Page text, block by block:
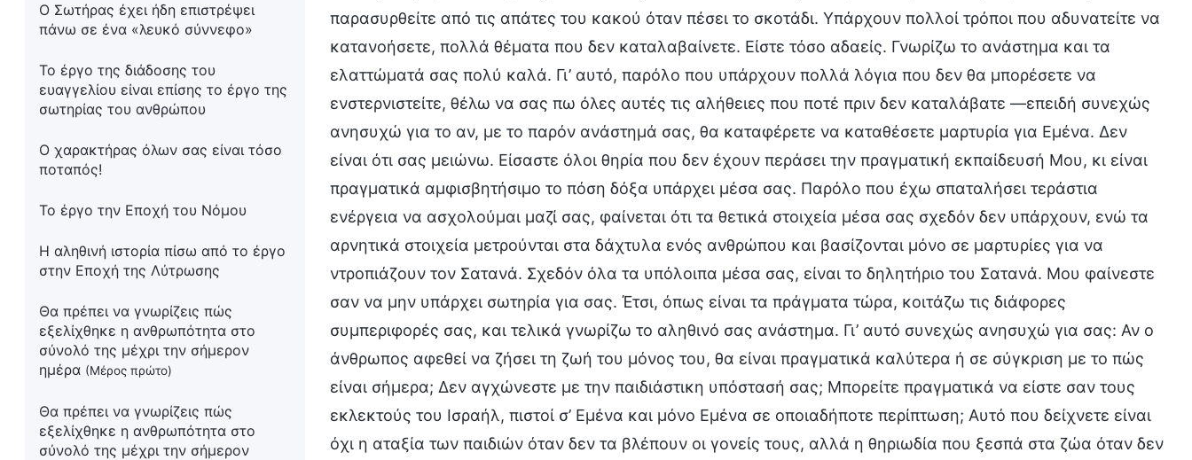
Ο Σωτήρας έχει ήδη επιστρέψει
πάνω σε ένα «λευκό σύννεφο»
Το έργο της διάδοσης του
ευαγγελίου είναι επίσης το έργο της
σωτηρίας του ανθρώπου
Ο χαρακτήρας όλων σας είναι τόσο
ποταπός!
Το έργο την Εποχή του Νόμου
Η αληθινή ιστορία πίσω από το έργο
στην Εποχή της Λύτρωσης
Θα πρέπει να γνωρίζεις πώς
εξελίχθηκε η ανθρωπότητα στο
σύνολό της μέχρι την σήμερον
ημέρα (Μέρος πρώτο)
Θα πρέπει να γνωρίζεις πώς
εξελίχθηκε η ανθρωπότητα στο
σύνολό της μέχρι την σήμερον
παρασυρθείτε από τις απάτες του κακού όταν πέσει το σκοτάδι. Υπάρχουν πολλοί τρόποι που αδυνατείτε να
κατανοήσετε, πολλά θέματα που δεν καταλαβαίνετε. Είστε τόσο αδαείς. Γνωρίζω το ανάστημα και τα
ελαττώματά σας πολύ καλά. Γι’ αυτό, παρόλο που υπάρχουν πολλά λόγια που δεν θα μπορέσετε να
ενστερνιστείτε, θέλω να σας πω όλες αυτές τις αλήθειες που ποτέ πριν δεν καταλάβατε —επειδή συνεχώς
ανησυχώ για το αν, με το παρόν ανάστημά σας, θα καταφέρετε να καταθέσετε μαρτυρία για Εμένα. Δεν
είναι ότι σας μειώνω. Είσαστε όλοι θηρία που δεν έχουν περάσει την πραγματική εκπαίδευσή Μου, κι είναι
πραγματικά αμφισβητήσιμο το πόση δόξα υπάρχει μέσα σας. Παρόλο που έχω σπαταλήσει τεράστια
ενέργεια να ασχολούμαι μαζί σας, φαίνεται ότι τα θετικά στοιχεία μέσα σας σχεδόν δεν υπάρχουν, ενώ τα
αρνητικά στοιχεία μετρούνται στα δάχτυλα ενός ανθρώπου και βασίζονται μόνο σε μαρτυρίες για να
ντροπιάζουν τον Σατανά. Σχεδόν όλα τα υπόλοιπα μέσα σας, είναι το δηλητήριο του Σατανά. Μου φαίνεστε
σαν να μην υπάρχει σωτηρία για σας. Έτσι, όπως είναι τα πράγματα τώρα, κοιτάζω τις διάφορες
συμπεριφορές σας, και τελικά γνωρίζω το αληθινό σας ανάστημα. Γι’ αυτό συνεχώς ανησυχώ για σας: Αν ο
άνθρωπος αφεθεί να ζήσει τη ζωή του μόνος του, θα είναι πραγματικά καλύτερα ή σε σύγκριση με το πώς
είναι σήμερα; Δεν αγχώνεστε με την παιδιάστικη υπόστασή σας; Μπορείτε πραγματικά να είστε σαν τους
εκλεκτούς του Ισραήλ, πιστοί σ’ Εμένα και μόνο Εμένα σε οποιαδήποτε περίπτωση; Αυτό που δείχνετε είναι
όχι η αταξία των παιδιών όταν δεν τα βλέπουν οι γονείς τους, αλλά η θηριωδία που ξεσπά στα ζώα όταν δεν